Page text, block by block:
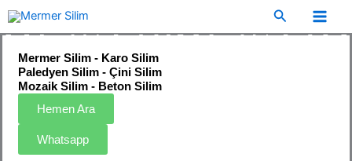
İçeriğe
atla
Arama
Mermer Silim - Karo Silim
Paledyen Silim - Çini Silim
Mozaik Silim - Beton Silim
Hemen Ara
Whatsapp